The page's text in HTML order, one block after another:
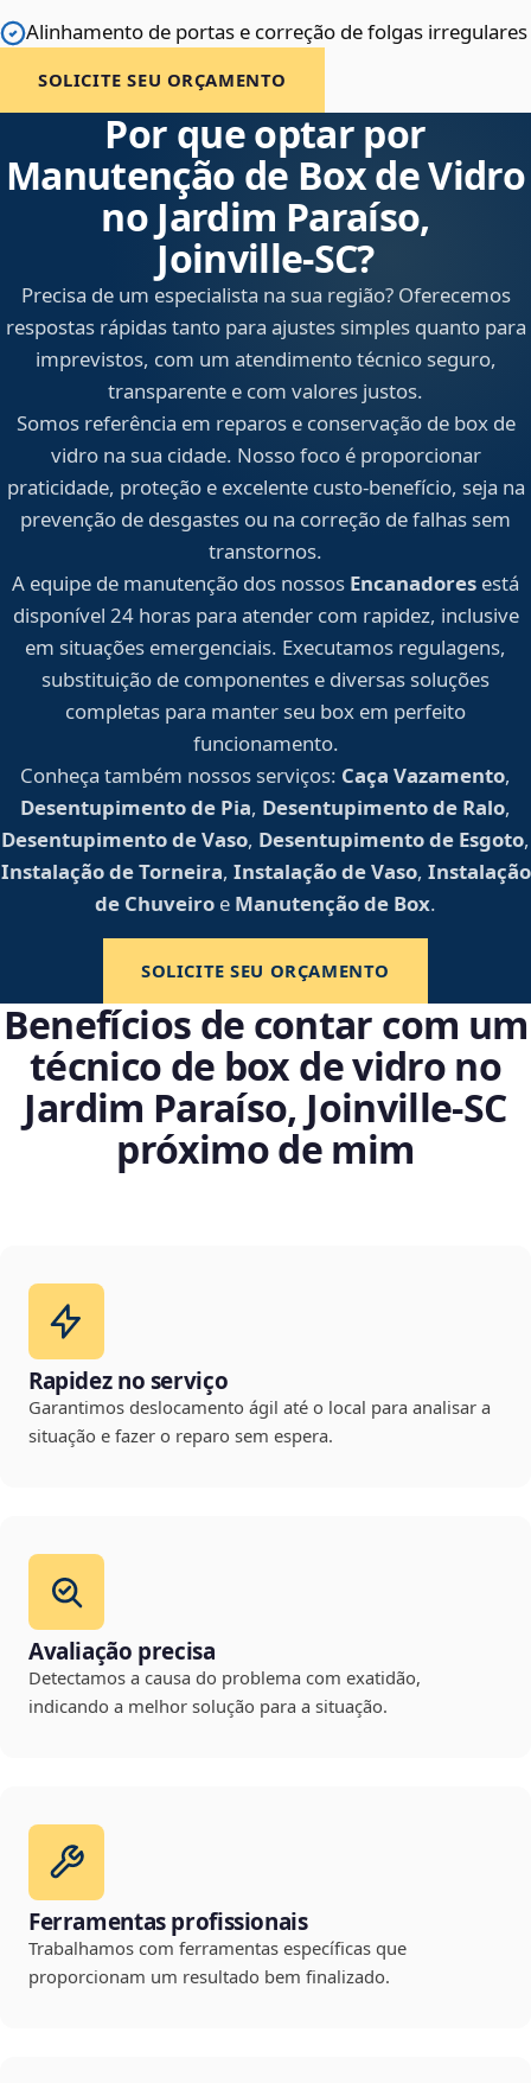
Alinhamento de portas e correção de folgas irregulares
SOLICITE SEU ORÇAMENTO
Por que optar por
Manutenção de Box de Vidro
no Jardim Paraíso,
Joinville‑SC?
Precisa de um especialista na sua região? Oferecemos
respostas rápidas tanto para ajustes simples quanto para
imprevistos, com um atendimento técnico seguro,
transparente e com valores justos.
Somos referência em reparos e conservação de box de
vidro na sua cidade. Nosso foco é proporcionar
praticidade, proteção e excelente custo-benefício, seja na
prevenção de desgastes ou na correção de falhas sem
transtornos.
A equipe de manutenção dos nossos Encanadores está
disponível 24 horas para atender com rapidez, inclusive
em situações emergenciais. Executamos regulagens,
substituição de componentes e diversas soluções
completas para manter seu box em perfeito
funcionamento.
Conheça também nossos serviços: Caça Vazamento,
Desentupimento de Pia, Desentupimento de Ralo,
Desentupimento de Vaso, Desentupimento de Esgoto,
Instalação de Torneira, Instalação de Vaso, Instalação
de Chuveiro e Manutenção de Box.
SOLICITE SEU ORÇAMENTO
Benefícios de contar com um
técnico de box de vidro no
Jardim Paraíso, Joinville‑SC
próximo de mim
Rapidez no serviço
Garantimos deslocamento ágil até o local para analisar a
situação e fazer o reparo sem espera.
Avaliação precisa
Detectamos a causa do problema com exatidão,
indicando a melhor solução para a situação.
Ferramentas profissionais
Trabalhamos com ferramentas específicas que
proporcionam um resultado bem finalizado.